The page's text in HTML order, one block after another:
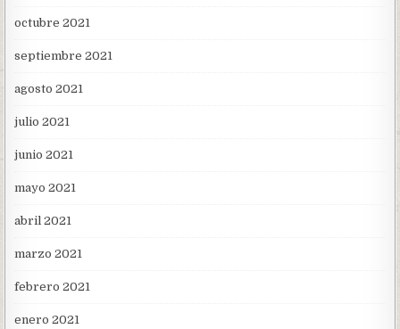
octubre 2021
septiembre 2021
agosto 2021
julio 2021
junio 2021
mayo 2021
abril 2021
marzo 2021
febrero 2021
enero 2021